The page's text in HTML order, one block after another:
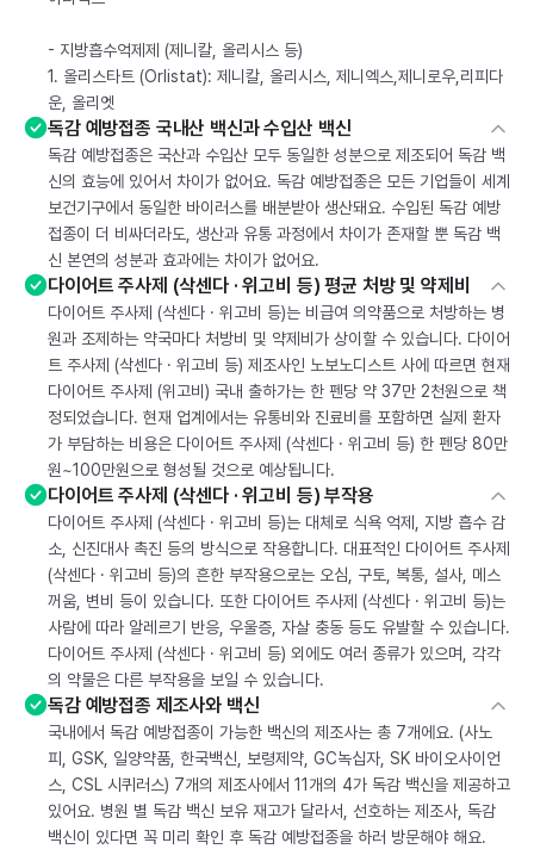
- 지방흡수억제제 (제니칼, 올리시스 등)
1. 올리스타트 (Orlistat): 제니칼, 올리시스, 제니엑스,제니로우,리피다
운, 올리엣
독감 예방접종 국내산 백신과 수입산 백신
독감 예방접종은 국산과 수입산 모두 동일한 성분으로 제조되어 독감 백
신의 효능에 있어서 차이가 없어요. 독감 예방접종은 모든 기업들이 세계
보건기구에서 동일한 바이러스를 배분받아 생산돼요. 수입된 독감 예방
접종이 더 비싸더라도, 생산과 유통 과정에서 차이가 존재할 뿐 독감 백
신 본연의 성분과 효과에는 차이가 없어요.
다이어트 주사제 (삭센다 · 위고비 등) 평균 처방 및 약제비
다이어트 주사제 (삭센다 · 위고비 등)는 비급여 의약품으로 처방하는 병
원과 조제하는 약국마다 처방비 및 약제비가 상이할 수 있습니다. 다이어
트 주사제 (삭센다 · 위고비 등) 제조사인 노보노디스트 사에 따르면 현재
다이어트 주사제 (위고비) 국내 출하가는 한 펜당 약 37만 2천원으로 책
정되었습니다. 현재 업계에서는 유통비와 진료비를 포함하면 실제 환자
가 부담하는 비용은 다이어트 주사제 (삭센다 · 위고비 등) 한 펜당 80만
원~100만원으로 형성될 것으로 예상됩니다.
다이어트 주사제 (삭센다 · 위고비 등) 부작용
다이어트 주사제 (삭센다 · 위고비 등)는 대체로 식욕 억제, 지방 흡수 감
소, 신진대사 촉진 등의 방식으로 작용합니다. 대표적인 다이어트 주사제
(삭센다 · 위고비 등)의 흔한 부작용으로는 오심, 구토, 복통, 설사, 메스
꺼움, 변비 등이 있습니다. 또한 다이어트 주사제 (삭센다 · 위고비 등)는
사람에 따라 알레르기 반응, 우울증, 자살 충동 등도 유발할 수 있습니다.
다이어트 주사제 (삭센다 · 위고비 등) 외에도 여러 종류가 있으며, 각각
의 약물은 다른 부작용을 보일 수 있습니다.
독감 예방접종 제조사와 백신
국내에서 독감 예방접종이 가능한 백신의 제조사는 총 7개에요. (사노
피, GSK, 일양약품, 한국백신, 보령제약, GC녹십자, SK 바이오사이언
스, CSL 시퀴러스) 7개의 제조사에서 11개의 4가 독감 백신을 제공하고
있어요. 병원 별 독감 백신 보유 재고가 달라서, 선호하는 제조사, 독감
백신이 있다면 꼭 미리 확인 후 독감 예방접종을 하러 방문해야 해요.